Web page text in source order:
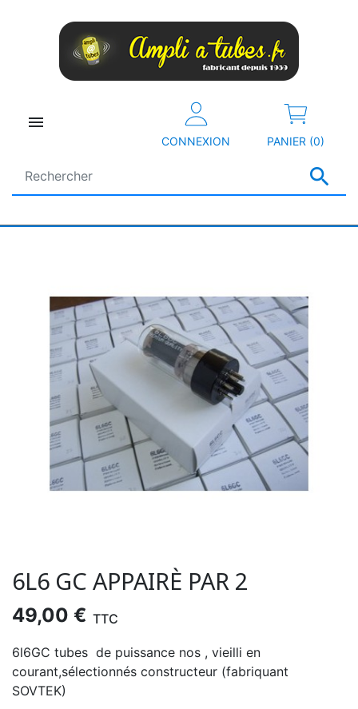


CONNEXION PANIER (0)
6L6 GC APPAIRÈ PAR 2
49,00 € TTC
6l6GC tubes de puissance nos , vieilli en
courant,sélectionnés constructeur (fabriquant
SOVTEK)